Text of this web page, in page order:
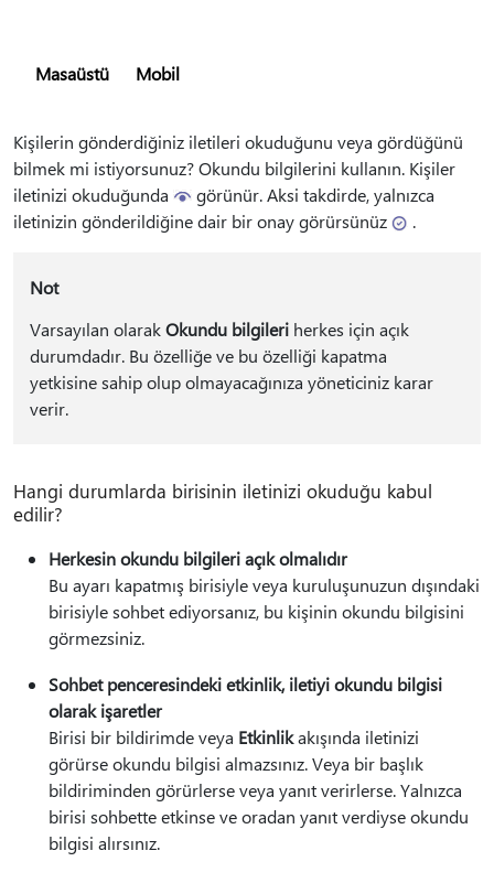
Masaüstü Mobil
Kişilerin gönderdiğiniz iletileri okuduğunu veya gördüğünü
bilmek mi istiyorsunuz? Okundu bilgilerini kullanın. Kişiler
iletinizi okuduğunda
görünür.Aksi takdirde, yalnızca
iletinizin gönderildiğine dair bir onay görürsünüz
.
Not
Varsayılan olarakOkundu bilgileriherkes için açık
durumdadır. Bu özelliğe ve bu özelliği kapatma
yetkisine sahip olup olmayacağınıza yöneticiniz karar
verir.
Hangi durumlarda birisinin iletinizi okuduğu kabul
edilir?
Herkesin okundu bilgileri açık olmalıdır
Bu ayarı kapatmış birisiyle veya kuruluşunuzun dışındaki
birisiyle sohbet ediyorsanız, bu kişinin okundu bilgisini
görmezsiniz.
Sohbet penceresindeki etkinlik, iletiyi okundu bilgisi
olarak işaretler
Birisi bir bildirimde veya Etkinlikakışında iletinizi
görürse okundu bilgisi almazsınız. Veya bir başlık
bildiriminden görürlerse veya yanıt verirlerse. Yalnızca
birisi sohbette etkinse ve oradan yanıt verdiyse okundu
bilgisi alırsınız.